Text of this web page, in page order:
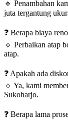
🔹 Penambahan
juta tergantung
❓ Berapa biaya
🔹 Perbaikan atap
atap.
❓ Apakah ada
🔹 Ya, kami
Sukoharjo.
❓ Berapa lama